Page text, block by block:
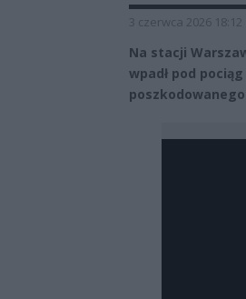
3 czerwca 2026 18:12
Na stacji
wpadł pod